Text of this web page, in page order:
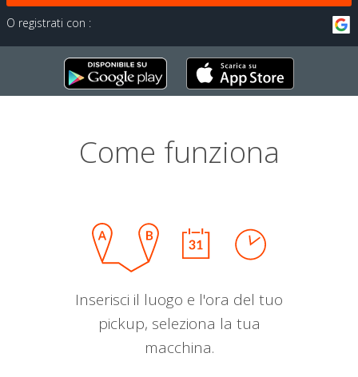
O registrati con :
Come funziona
Inserisci il luogo e l'ora del tuo
pickup, seleziona la tua
macchina.